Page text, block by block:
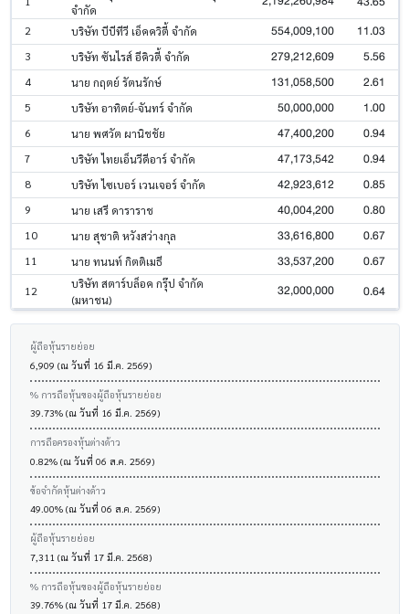
จำกัด
2 บริษัท บีบีทีวี เอ็คควิตี้ จำกัด 554,009,100 11.03
3 บริษัท ซันไรส์ อีคิวตี้ จำกัด 279,212,609 5.56
4 นาย กฤตย์ รัตนรักษ์ 131,058,500 2.61
5 บริษัท อาทิตย์-จันทร์ จำกัด 50,000,000 1.00
6 นาย พศวัต ผานิชชัย 47,400,200 0.94
7 บริษัท ไทยเอ็นวีดีอาร์ จำกัด 47,173,542 0.94
8 บริษัท ไซเบอร์ เวนเจอร์ จำกัด 42,923,612 0.85
9 นาย เสรี ดาราราช 40,004,200 0.80
10 นาย สุชาติ หวังสว่างกุล 33,616,800 0.67
11 นาย ทนนท์ กิตติเมธี 33,537,200 0.67
12
บริษัท สตาร์บล็อค กรุ๊ป จำกัด
(มหาชน)
32,000,000 0.64
ผู้ถือหุ้นรายย่อย
6,909 (ณ วันที่ 16 มี.ค. 2569)
% การถือหุ้นของผู้ถือหุ้นรายย่อย
39.73% (ณ วันที่ 16 มี.ค. 2569)
การถือครองหุ้นต่างด้าว
0.82% (ณ วันที่ 06 ส.ค. 2569)
ข้อจำกัดหุ้นต่างด้าว
49.00% (ณ วันที่ 06 ส.ค. 2569)
ผู้ถือหุ้นรายย่อย
7,311 (ณ วันที่ 17 มี.ค. 2568)
% การถือหุ้นของผู้ถือหุ้นรายย่อย
39.76% (ณ วันที่ 17 มี.ค. 2568)